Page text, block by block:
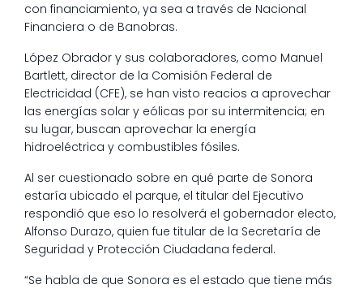
con financiamiento, ya sea a través de Nacional
Financiera o de Banobras.
López Obrador y sus colaboradores, como Manuel
Bartlett, director de la Comisión Federal de
Electricidad (CFE), se han visto reacios a aprovechar
las energías solar y eólicas por su intermitencia; en
su lugar, buscan aprovechar la energía
hidroeléctrica y combustibles fósiles.
Al ser cuestionado sobre en qué parte de Sonora
estaría ubicado el parque, el titular del Ejecutivo
respondió que eso lo resolverá el gobernador electo,
Alfonso Durazo, quien fue titular de la Secretaría de
Seguridad y Protección Ciudadana federal.
“Se habla de que Sonora es el estado que tiene más